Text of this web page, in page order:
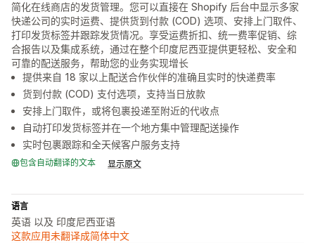
简化在线商店的发货管理。您可以直接在 Shopify 后台中显示多家
快递公司的实时运费、提供货到付款 (COD) 选项、安排上门取件、
打印发货标签并跟踪发货情况。享受运费折扣、统一费率促销、综
合报告以及集成系统，通过在整个印度尼西亚提供更轻松、安全和
可靠的配送服务，帮助您的业务实现增长
提供来自 18 家以上配送合作伙伴的准确且实时的快递费率
货到付款 (COD) 支付选项，支持当日放款
安排上门取件，或将包裹投递至附近的代收点
自动打印发货标签并在一个地方集中管理配送操作
实时包裹跟踪和全天候客户服务支持
包含自动翻译的文本 显示原文
语言
英语 以及 印度尼西亚语
这款应用未翻译成简体中文